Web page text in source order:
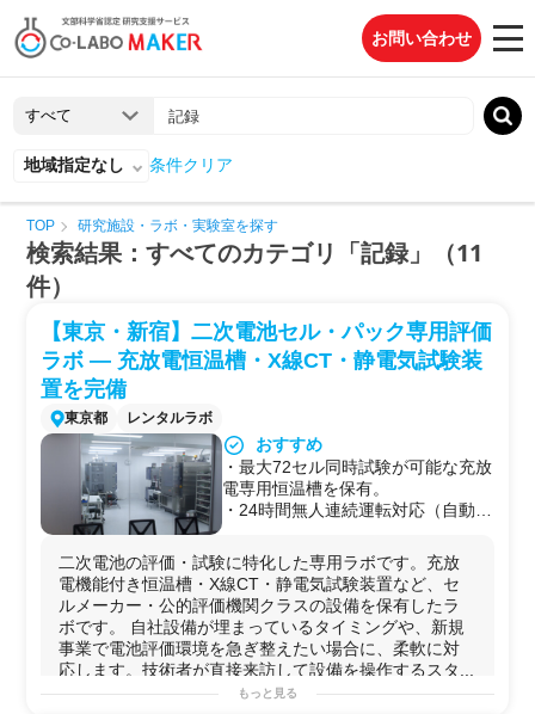
お問い合わせ
地域指定なし 条件クリア
TOP 研究施設・ラボ・実験室を探す
検索結果：すべてのカテゴリ「記録」（11
件）
【東京・新宿】二次電池セル・パック専用評価
ラボ — 充放電恒温槽・X線CT・静電気試験装
置を完備
東京都 レンタルラボ
おすすめ
・最大72セル同時試験が可能な充放
電専用恒温槽を保有。
・24時間無人連続運転対応（自動消
クル試験を「預けて走らせ続ける」
使い方が可能。
・静電気試験は技術者が来訪のう
え、その場で壊れた製品を修理→再
試験→修理を繰り返せる環境。設備
を使いながら製品を仕上げていくス
タイルに対応。
・X線CTで電池パック・セルの内部
二次電池の評価・試験に特化した専用ラボです。充放
電機能付き恒温槽・X線CT・静電気試験装置など、セ
ルメーカー・公的評価機関クラスの設備を保有したラ
ボです。 自社設備が埋まっているタイミングや、新規
事業で電池評価環境を急ぎ整えたい場合に、柔軟に対
応します。技術者が直接来訪して設備を操作するスタ...
もっと見る